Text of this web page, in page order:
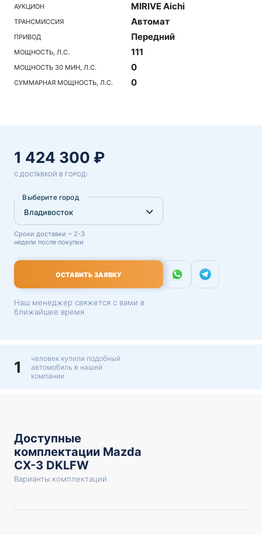
АУКЦИОН MIRIVE Aichi
ТРАНСМИССИЯ Автомат
ПРИВОД Передний
МОЩНОСТЬ, Л.С. 111
МОЩНОСТЬ 30 МИН, Л.С. 0
СУММАРНАЯ МОЩНОСТЬ, Л.С. 0
1 424 300 ₽
С ДОСТАВКОЙ В ГОРОД:
Выберите город
Сроки доставки ~ 2-3
недели после покупки
ОСТАВИТЬ ЗАЯВКУ
Наш менеджер свяжется с вами в
ближайшее время
1
человек купили подобный
автомобиль в нашей
компании
Доступные
комплектации Mazda
CX-3 DKLFW
Варианты комплектаций